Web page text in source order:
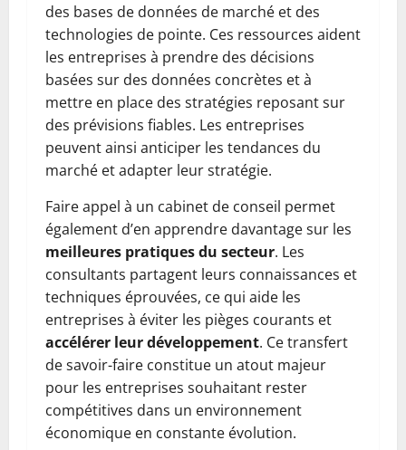
des bases de données de marché et des
technologies de pointe. Ces ressources aident
les entreprises à prendre des décisions
basées sur des données concrètes et à
mettre en place des stratégies reposant sur
des prévisions fiables. Les entreprises
peuvent ainsi anticiper les tendances du
marché et adapter leur stratégie.
Faire appel à un cabinet de conseil permet
également d’en apprendre davantage sur les
meilleures pratiques du secteur. Les
consultants partagent leurs connaissances et
techniques éprouvées, ce qui aide les
entreprises à éviter les pièges courants et
accélérer leur développement. Ce transfert
de savoir-faire constitue un atout majeur
pour les entreprises souhaitant rester
compétitives dans un environnement
économique en constante évolution.